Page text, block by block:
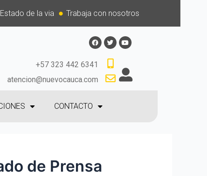
Estado de la via Trabaja con nosotros
+57 323 442 6341
atencion@nuevocauca.com
CONTACTO
de Prensa